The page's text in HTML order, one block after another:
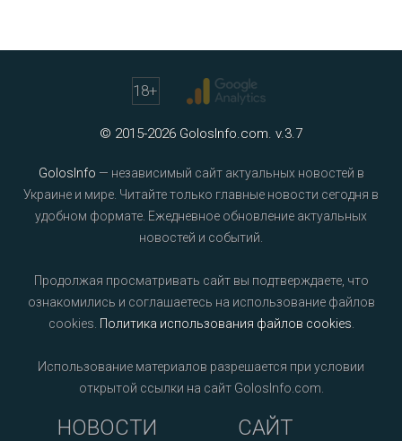
18+
© 2015-2026 GolosInfo.com. v.3.7
GolosInfo — независимый сайт актуальных новостей в
Украине и мире. Читайте только главные новости сегодня в
удобном формате. Ежедневное обновление актуальных
новостей и событий.
Продолжая просматривать сайт вы подтверждаете, что
ознакомились и соглашаетесь на использование файлов
cookies. Политика использования файлов cookies
Использование материалов разрешается при условии
открытой ссылки на сайт GolosInfo.com.
НОВОСТИ САЙТ